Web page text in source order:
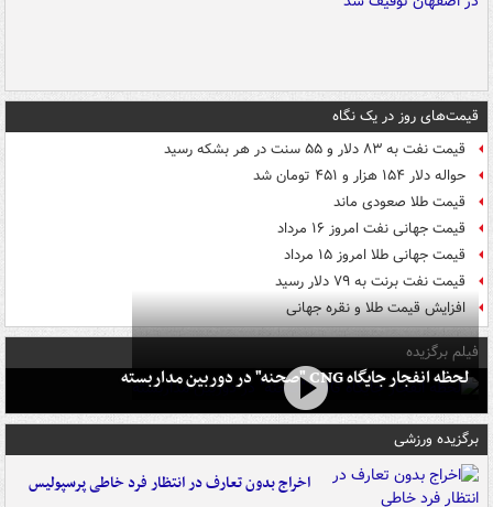
قیمت‌های روز در یک نگاه
قیمت نفت به ۸۳ دلار و ۵۵ سنت در هر بشکه رسید
حواله دلار ۱۵۴ هزار و ۴۵۱ تومان شد
قیمت طلا صعودی ماند
قیمت جهانی نفت امروز ۱۶ مرداد
قیمت جهانی طلا امروز ۱۵ مرداد
قیمت نفت برنت به ۷۹ دلار رسید
افزایش قیمت طلا و نقره جهانی
فیلم برگزیده
لحظه انفجار جایگاه CNG "صحنه" در دوربین مداربسته
برگزیده ورزشی
اخراج بدون تعارف در انتظار فرد خاطی پرسپولیس